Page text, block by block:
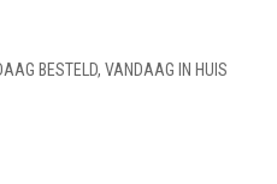
BESTELD, VANDAAG IN HUIS